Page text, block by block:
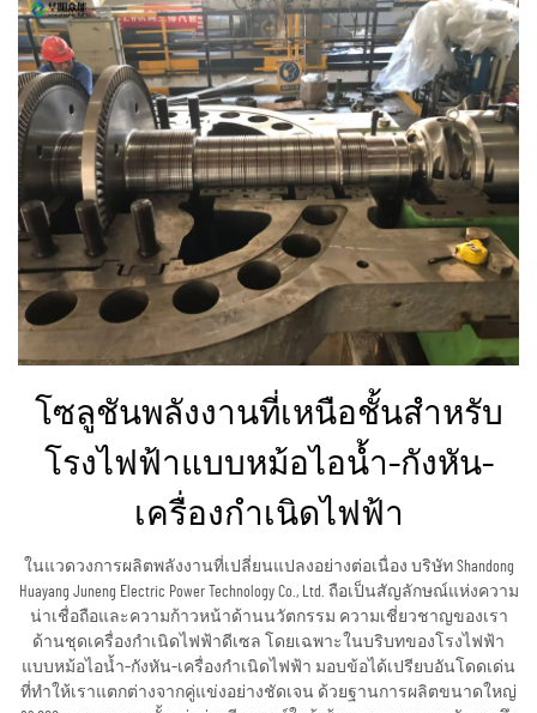
โซลูชันพลังงานที่เหนือชั้นสำหรับ
โรงไฟฟ้าแบบหม้อไอน้ำ–กังหัน–
เครื่องกำเนิดไฟฟ้า
ในแวดวงการผลิตพลังงานที่เปลี่ยนแปลงอย่างต่อเนื่อง บริษัท Shandong
Huayang Juneng Electric Power Technology Co., Ltd. ถือเป็นสัญลักษณ์แห่งความ
น่าเชื่อถือและความก้าวหน้าด้านนวัตกรรม ความเชี่ยวชาญของเรา
ด้านชุดเครื่องกำเนิดไฟฟ้าดีเซล โดยเฉพาะในบริบทของโรงไฟฟ้า
แบบหม้อไอน้ำ–กังหัน–เครื่องกำเนิดไฟฟ้า มอบข้อได้เปรียบอันโดดเด่น
ที่ทำให้เราแตกต่างจากคู่แข่งอย่างชัดเจน ด้วยฐานการผลิตขนาดใหญ่